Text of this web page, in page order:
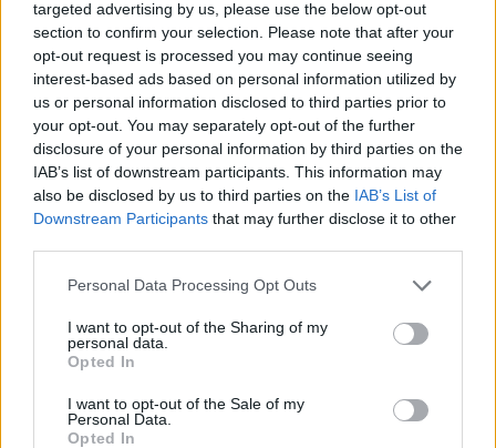
targeted advertising by us, please use the below opt-out
section to confirm your selection. Please note that after your
opt-out request is processed you may continue seeing
interest-based ads based on personal information utilized by
us or personal information disclosed to third parties prior to
your opt-out. You may separately opt-out of the further
disclosure of your personal information by third parties on the
IAB’s list of downstream participants. This information may
also be disclosed by us to third parties on the IAB’s List of
Downstream Participants that may further disclose it to other
Personal Data Processing Opt Outs
I want to opt-out of the Sharing of my
personal data.
Opted In
I want to opt-out of the Sale of my
Personal Data.
Opted In